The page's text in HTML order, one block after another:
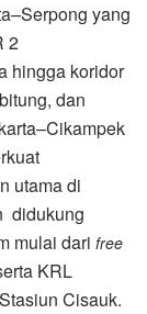
yang
2
hingga koridor
dan
utama di
didukung
mulai dari free
KRL
Cisauk.